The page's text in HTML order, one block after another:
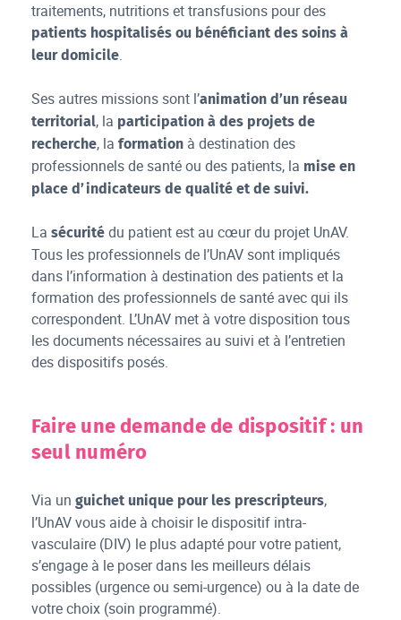
traitements, nutritions et transfusions pour des
patients hospitalisés ou bénéficiant des soins à
leur domicile.
Ses autres missions sont l’animation d’un réseau
territorial, la participation à des projets de
recherche, laformation à destination des
professionnels de santé ou des patients, la mise en
place d’indicateurs de qualité et de suivi.
Lasécurité du patient est au cœur du projet UnAV.
Tous les professionnels de l’UnAV sont impliqués
dans l’information à destination des patients et la
formation des professionnels de santé avec qui ils
correspondent. L’UnAV met à votre disposition tous
les documents nécessaires au suivi et à l’entretien
des dispositifs posés.
Faire une demande de dispositif : un
seul numéro
Via unguichet unique pour les prescripteurs,
l’UnAV vous aide à choisir le dispositif intra-
vasculaire (DIV) le plus adapté pour votre patient,
s’engage à le poser dans les meilleurs délais
possibles (urgence ou semi-urgence) ou à la date de
votre choix (soin programmé).